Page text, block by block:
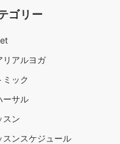
ゴリー
リアルヨガ
ミック
ーサル
スン
スンスケジュール